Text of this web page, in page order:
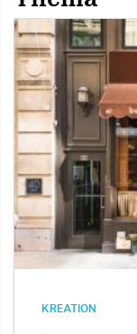
KREATION